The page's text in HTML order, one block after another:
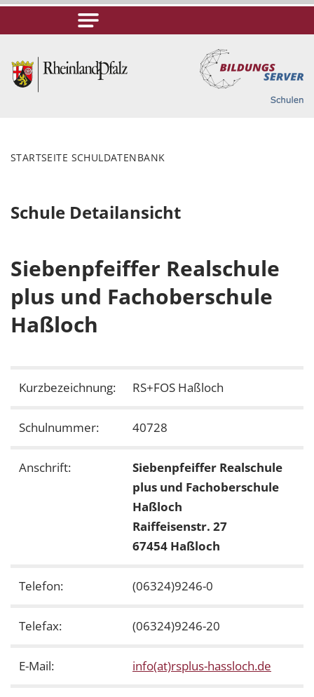
STARTSEITE SCHULDATENBANK
Schule Detailansicht
Siebenpfeiffer Realschule
plus und Fachoberschule
Haßloch
Kurzbezeichnung: RS+FOS Haßloch
Schulnummer: 40728
Anschrift:
Siebenpfeiffer Realschule
plus und Fachoberschule
Haßloch
Raiffeisenstr. 27
67454 Haßloch
Telefon: (06324)9246-0
Telefax: (06324)9246-20
E-Mail: info(at)rsplus-hassloch.de